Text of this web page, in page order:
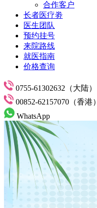
合作客户
长者医疗劵
医生团队
预约挂号
来院路线
就医指南
价格查询
0755-61302632（大陆）
00852-62157070（香港）
WhatsApp